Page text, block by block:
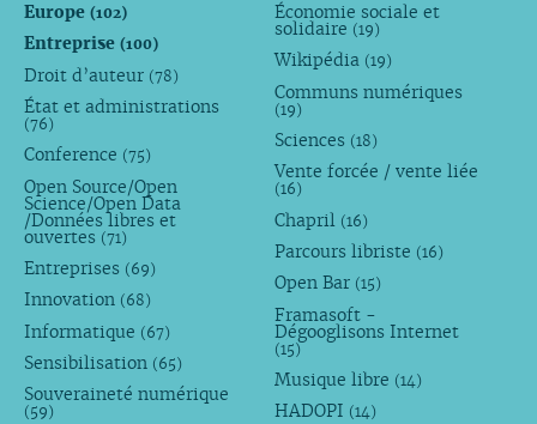
Europe (102)
Entreprise (100)
Droit d’auteur (78)
État et administrations
(76)
Conference (75)
Open Source/Open
Science/Open Data
/Données libres et
ouvertes (71)
Entreprises (69)
Innovation (68)
Informatique (67)
Sensibilisation (65)
Souveraineté numérique
(59)
Économie sociale et
solidaire (19)
Wikipédia (19)
Communs numériques
(19)
Sciences (18)
Vente forcée / vente liée
(16)
Chapril (16)
Parcours libriste (16)
Open Bar (15)
Framasoft -
Dégooglisons Internet
(15)
Musique libre (14)
HADOPI (14)